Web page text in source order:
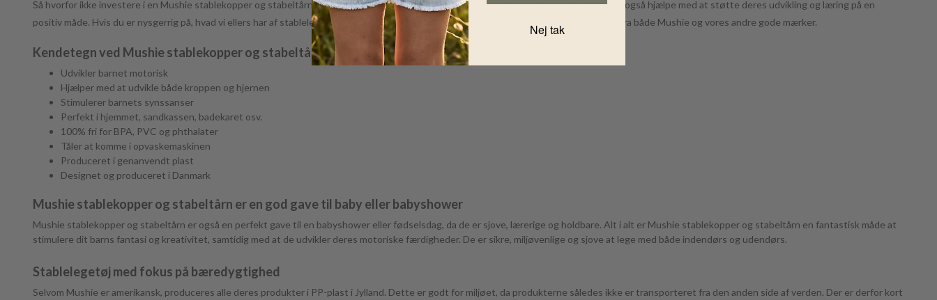
Så hvorfor ikke investere i en Mushie stablekopper og stabeltårn i dag? Du vil ikke kun give dit barn en sjov og lærerig legeoplevelse, men også hjælpe med at støtte deres udvikling og læring på en
positiv måde. Hvis du er nysgerrig på, hvad vi ellers har af stablelegetøj i vores sortiment, har vi på denne side samlet fra både Mushie og vores andre gode mærker.
Kendetegn ved Mushie stablekopper og stabeltårn:
Udvikler barnet motorisk
Hjælper med at udvikle både kroppen og hjernen
Stimulerer barnets synssanser
Perfekt i hjemmet, sandkassen, badekaret osv.
100% fri for BPA, PVC og phthalater
Tåler at komme i opvaskemaskinen
Produceret i genanvendt plast
Designet og produceret i Danmark
Mushie stablekopper og stabeltårn er en god gave til baby eller babyshower
Mushie stablekopper og stabeltårn er også en perfekt gave til en babyshower eller fødselsdag, da de er sjove, lærerige og holdbare. Alt i alt er Mushie stablekopper og stabeltårn en fantastisk måde at
stimulere dit barns fantasi og kreativitet, samtidig med at de udvikler deres motoriske færdigheder. De er sikre, miljøvenlige og sjove at lege med både indendørs og udendørs.
Stablelegetøj med fokus på bæredygtighed
Selvom Mushie er amerikansk, produceres alle deres produkter i PP-plast i Jylland. Dette er godt for miljøet, da produkterne således ikke er transporteret fra den anden side af verden. Der er derfor kort
Nej tak